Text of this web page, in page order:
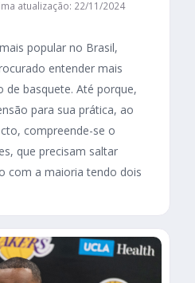
atualização: 22/11/2024
popular no Brasil,
entender mais
de basquete. Até porque,
para sua prática, ao
compreende-se o
que precisam saltar
com a maioria tendo dois